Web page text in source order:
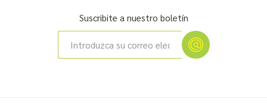
Suscribite a nuestro boletín